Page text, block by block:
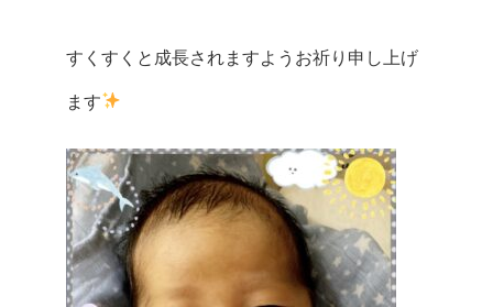
すくすくと成長されますようお祈り申し上げ
ます